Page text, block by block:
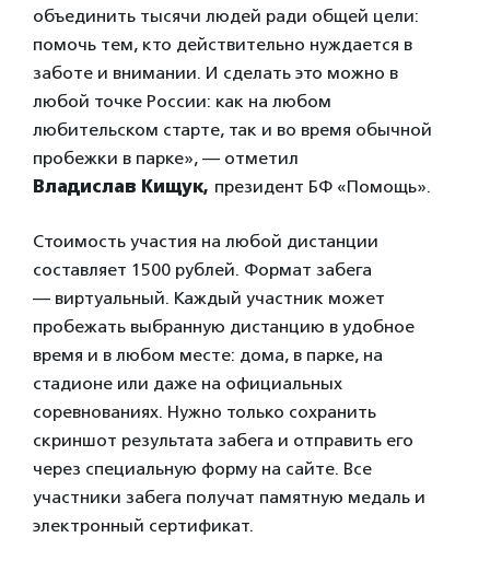
объединить тысячи людей ради общей цели:
помочь тем, кто действительно нуждается в
заботе и внимании. И сделать это можно в
любой точке России: как на любом
любительском старте, так и во время обычной
пробежки в парке», — отметил
Владислав Кищук, президент БФ «Помощь».
Стоимость участия на любой дистанции
составляет 1500 рублей. Формат забега
— виртуальный. Каждый участник может
пробежать выбранную дистанцию в удобное
время и в любом месте: дома, в парке, на
стадионе или даже на официальных
соревнованиях. Нужно только сохранить
скриншот результата забега и отправить его
через специальную форму на сайте. Все
участники забега получат памятную медаль и
электронный сертификат.